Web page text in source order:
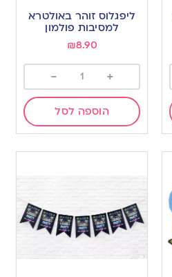
ליפגלוס זוהר באולטרא
למסיבות פולמון
₪8.90
+
-
הוספה לסל